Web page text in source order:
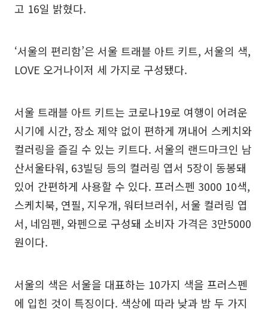
고 16일 밝혔다.
‘서울의 편리함’은 서울 트래블 아트 키트, 서울의 색,
LOVE 오거나이저 세 가지로 구성됐다.
서울 트래블 아트 키트는 코로나19로 여행이 어려운
시기에 시간, 장소 제약 없이 편하게 꺼내어 스케치와
컬러링을 즐길 수 있는 키트다. 서울의 랜드마크인 남
산서울타워, 63빌딩 등의 컬러링 엽서 5장이 동봉돼
있어 간편하게 사용할 수 있다. 프러스펜 3000 10색,
스케치북, 연필, 지우개, 워터브러쉬, 서울 컬러링 엽
서, 네임펜, 와펜으로 구성돼 소비자 가격은 3만5000
원이다.
서울의 색은 서울을 대표하는 10가지 색을 프러스펜
에 입힌 것이 특징이다. 색상에 따라 낮과 밤 두 가지